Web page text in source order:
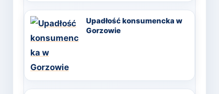
Upadłość konsumencka w
Gorzowie